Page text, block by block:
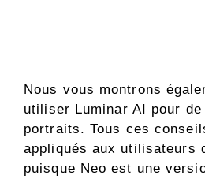
Nous vous montrons
utiliser Luminar AI pour
portraits. Tous ces
appliqués aux utilisateurs
puisque Neo est une